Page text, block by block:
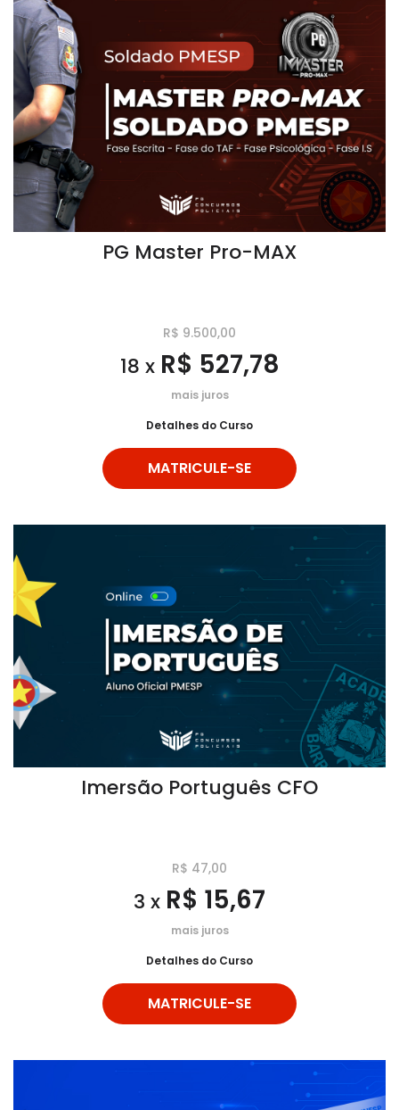
PG Master Pro-MAX
R$ 9.500,00
18 x R$ 527,78
mais juros
Detalhes do Curso
MATRICULE-SE
Imersão Português CFO
R$ 47,00
3 x R$ 15,67
mais juros
Detalhes do Curso
MATRICULE-SE